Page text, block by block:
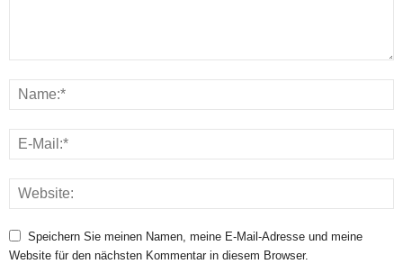
Speichern Sie meinen Namen, meine E-Mail-Adresse und meine
Website für den nächsten Kommentar in diesem Browser.